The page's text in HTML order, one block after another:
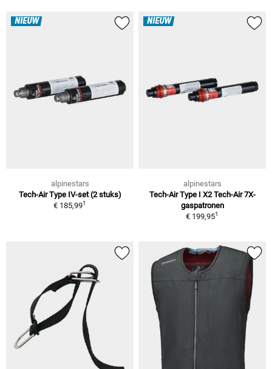
NIEUW
alpinestars
Tech-Air Type IV-set (2 stuks)
€ 185,991
NIEUW
alpinestars
Tech-Air Type I X2 Tech-Air 7X-
gaspatronen
€ 199,951